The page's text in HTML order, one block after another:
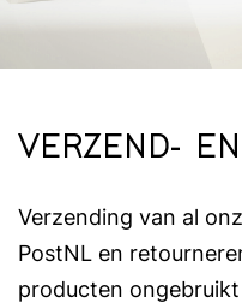
VERZEND-
Verzending van al
PostNL en
producten